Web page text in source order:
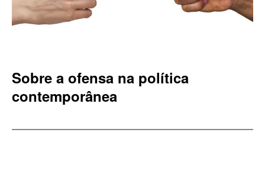
Sobre a ofensa na política
contemporânea